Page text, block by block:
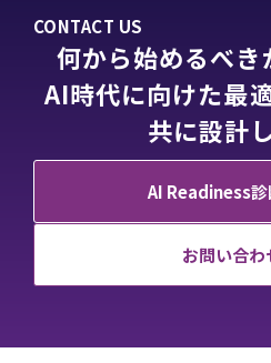
CONTACT US
何から始めるべき
AI時代に向けた最
共に設計
AI Readiness診
お問い合わ